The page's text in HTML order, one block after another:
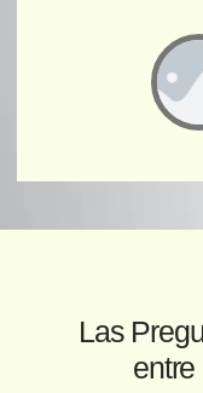
Las